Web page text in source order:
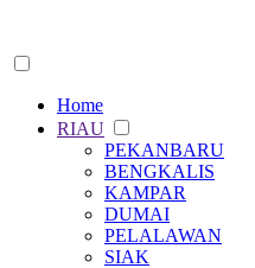
Home
RIAU
PEKANBARU
BENGKALIS
KAMPAR
DUMAI
PELALAWAN
SIAK